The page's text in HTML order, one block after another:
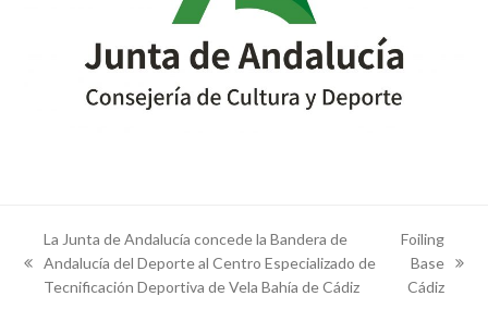
previous
post:
La Junta de Andalucía concede la Bandera de
Andalucía del Deporte al Centro Especializado de
Tecnificación Deportiva de Vela Bahía de Cádiz
next
post:
Foiling
Base
Cádiz